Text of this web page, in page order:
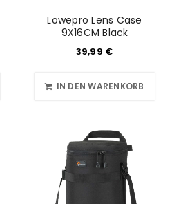
Lowepro Lens Case
9X16CM Black
39,99 €
IN DEN WARENKORB